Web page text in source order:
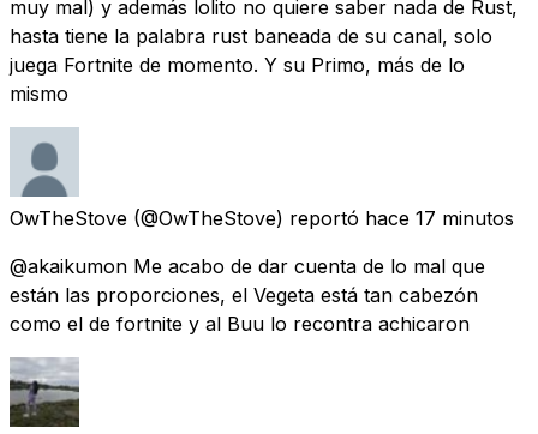
muy mal) y además lolito no quiere saber nada de Rust,
hasta tiene la palabra rust baneada de su canal, solo
juega Fortnite de momento. Y su Primo, más de lo
mismo
OwTheStove (@OwTheStove) reportó hace 17 minutos
@akaikumon Me acabo de dar cuenta de lo mal que
están las proporciones, el Vegeta está tan cabezón
como el de fortnite y al Buu lo recontra achicaron